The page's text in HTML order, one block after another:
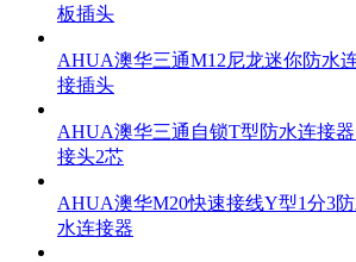
板插头
AHUA澳华三通M12尼龙迷你防水
接插头
AHUA澳华三通自锁T型防水连接
接头2芯
AHUA澳华M20快速接线Y型1分3
水连接器